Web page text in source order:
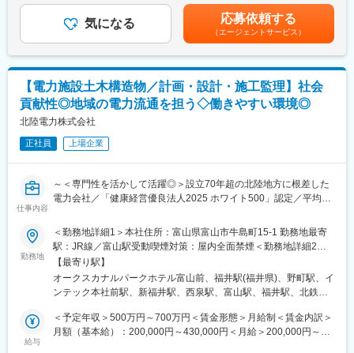
となる人材として活躍いただくことを期待しています。
◇営業部門
カーボンニュートラルサービスや会員サービス「ほくリンク」な
安定した電気をお客さまにお届けするために不可欠な発電所、変
電所、送電線の用地等の権利取得や、それら取得した権利を管理
する業務を行っています。
◇託送サービス部門
託送供給等に係るサービスの提供にあたっての契約受付、検針、
料金調定、請求、収納等の業務を行っています。
■当社の魅力：
◎豊富な水資源を活用した高い水力比率を強みとし多種多様な電
源を開発した独自のエネルギーミックスで低廉な電力提供を可能
拡大に向けて進んでいます。
◎IUターン歓迎です。当社にご入社いただく際の引越費用や移動
費用は支給されます。社内規定に該当する場合寮や社宅へご入居
いただきます。
◎ワークライフバランス充実：フレックス・残業平均月21h・平
通じて上下する可能性があります。月給(月額)は固定手当を含めた
表記です。気になる 応募依頼する
（エージェントサービス）
【電力施設土木構造物／計画・設計・施工監理】社会
貢献性◎地域の電力流通を担う◇働きやすい環境◎
北陸電力株式会社
正社員 上場企業
仕事内容
～＜専門性を活かして活躍◎＞設立70年超の北陸地方に根差した
電力会社／「健康経営優良法人2025 ホワイト500」認定／平均勤
プライベートも充実～
■業務内容：
～地域の生活の基盤を支える大切な仕事を担うやりがい◎～
当社にて、下記業務をお任せします。
◇電力施設土木構造物の調査・点検、修繕・改修に関する計画、
設計、工事積算、施工監理
◇発電所等建設における土木構造物の調査、計画、設計、工事積
勤務地
＜勤務地詳細1＞本社住所：富山県富山市牛島町15-1 勤務地最寄
駅：JR線／富山駅受動喫煙対策：屋内全面禁煙＜勤務地詳細2＞
福井支店住所：福井県福井市日之出1丁目4番1号 勤務地最寄駅：
JR線／福井駅受動喫煙対策：屋内全面禁煙＜勤務地詳細3＞石川
支店住所：石川県金沢市下本多町六番丁11番地 勤務地最寄駅：北
【最寄り駅】
オークスカナルパークホテル富山前、福井駅(福井県)、野町駅、イ
ンテック本社前駅、新福井駅、西泉駅、富山駅、福井駅、北鉄金
給与
＜予定年収＞500万円～700万円＜賃金形態＞月給制＜賃金内訳＞
月額（基本給）：200,000円～430,000円＜月給＞200,000円～